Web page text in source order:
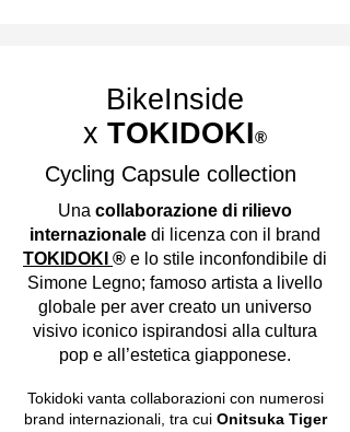
BikeInside
x TOKIDOKI®
Cycling Capsule collection
Una collaborazione di rilievo
internazionale di licenza con il brand
TOKIDOKI ® e lo stile inconfondibile di
Simone Legno; famoso artista a livello
globale per aver creato un universo
visivo iconico ispirandosi alla cultura
pop e all’estetica giapponese.
Tokidoki vanta collaborazioni con numerosi
brand internazionali, tra cui Onitsuka Tiger